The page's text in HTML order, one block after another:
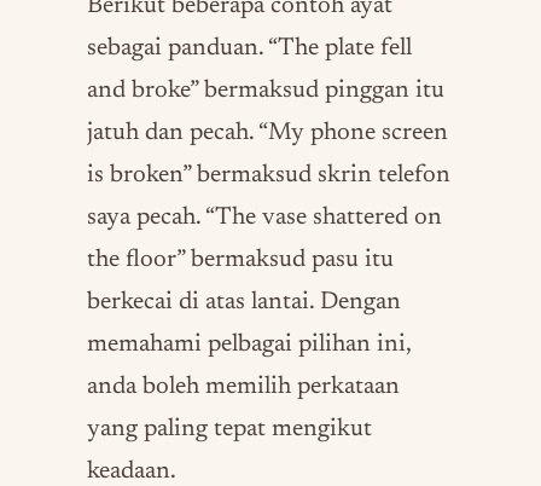
Berikut beberapa contoh ayat
sebagai panduan. “The plate fell
and broke” bermaksud pinggan itu
jatuh dan pecah. “My phone screen
is broken” bermaksud skrin telefon
saya pecah. “The vase shattered on
the floor” bermaksud pasu itu
berkecai di atas lantai. Dengan
memahami pelbagai pilihan ini,
anda boleh memilih perkataan
yang paling tepat mengikut
keadaan.